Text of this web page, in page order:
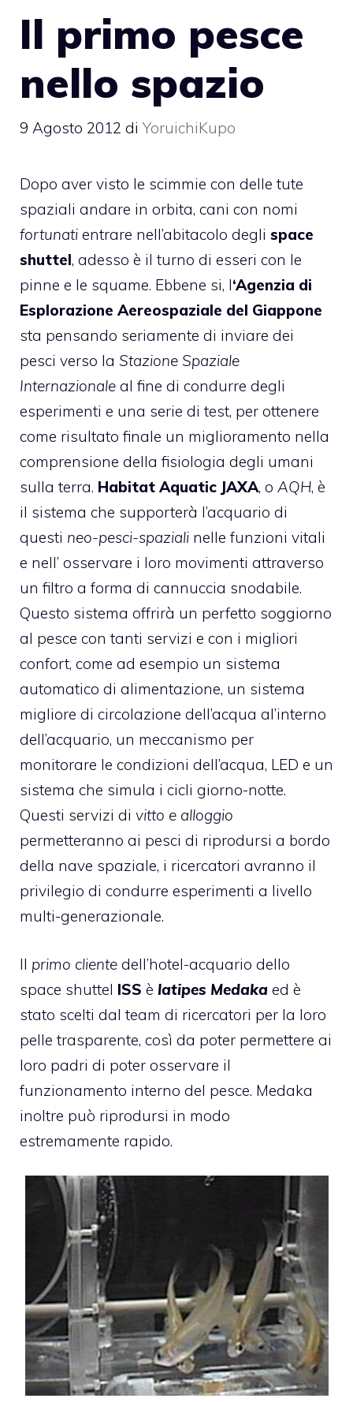
Il primo pesce
nello spazio
9 Agosto 2012 di YoruichiKupo
Dopo aver visto le scimmie con delle tute
spaziali andare in orbita, cani con nomi
fortunati entrare nell’abitacolo degli space
shuttel, adesso è il turno di esseri con le
pinne e le squame. Ebbene si, l‘Agenzia di
Esplorazione Aereospaziale del Giappone
sta pensando seriamente di inviare dei
pesci verso la Stazione Spaziale
Internazionale al fine di condurre degli
esperimenti e una serie di test, per ottenere
come risultato finale un miglioramento nella
comprensione della fisiologia degli umani
sulla terra. Habitat Aquatic JAXA, o AQH, è
il sistema che supporterà l’acquario di
questi neo-pesci-spaziali nelle funzioni vitali
e nell’ osservare i loro movimenti attraverso
un filtro a forma di cannuccia snodabile.
Questo sistema offrirà un perfetto soggiorno
al pesce con tanti servizi e con i migliori
confort, come ad esempio un sistema
automatico di alimentazione, un sistema
migliore di circolazione dell’acqua al’interno
dell’acquario, un meccanismo per
monitorare le condizioni dell’acqua, LED e un
sistema che simula i cicli giorno-notte.
Questi servizi di vitto e alloggio
permetteranno ai pesci di riprodursi a bordo
della nave spaziale, i ricercatori avranno il
privilegio di condurre esperimenti a livello
multi-generazionale.
Il primo cliente dell’hotel-acquario dello
space shuttel ISS è latipes Medaka ed è
stato scelti dal team di ricercatori per la loro
pelle trasparente, così da poter permettere ai
loro padri di poter osservare il
funzionamento interno del pesce. Medaka
inoltre può riprodursi in modo
estremamente rapido.